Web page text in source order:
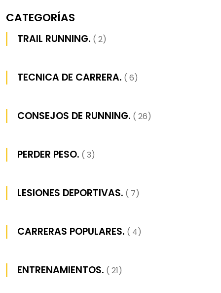
CATEGORÍAS
TRAIL RUNNING. ( 2)
TECNICA DE CARRERA. ( 6)
CONSEJOS DE RUNNING. ( 26)
PERDER PESO. ( 3)
LESIONES DEPORTIVAS. ( 7)
CARRERAS POPULARES. ( 4)
ENTRENAMIENTOS. ( 21)